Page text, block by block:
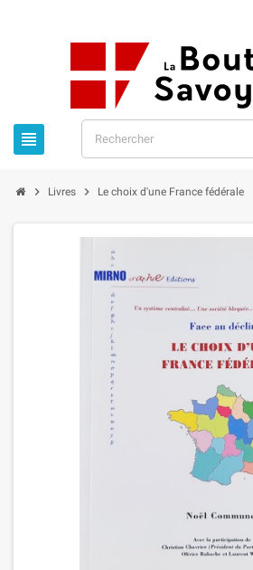

 Livres  Le choix d'une France fédérale